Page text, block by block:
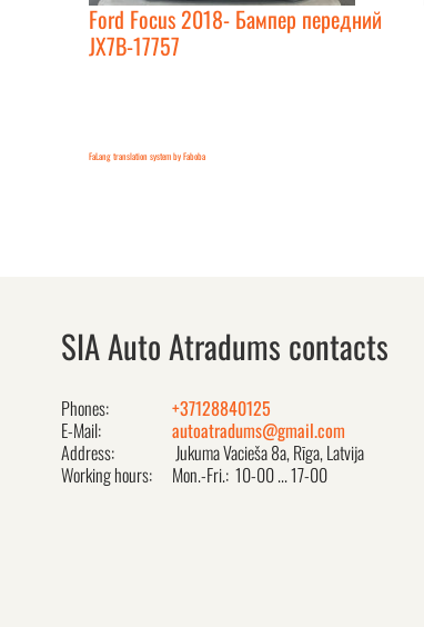
Ford Focus 2018- Бампер передний
JX7B-17757
FaLang translation system by Faboba
SIA Auto Atradums contacts
Phones:
+37128840125
E-Mail:
autoatradums@gmail.com
Address:
Jukuma Vacieša 8a, Rīga, Latvija
Working hours:
Mon.-Fri.: 10-00 ... 17-00